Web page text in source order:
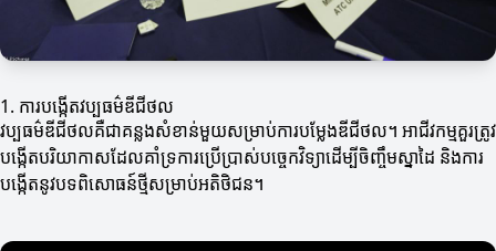
1. ការបង្កើតវប្បធម៌ឌីជីថល
វប្បធម៌ឌីជីថលគឺជាគន្លងសំខាន់មួយសម្រាប់ការបម្លែងឌីជីថល។ អាជីវកម្មគួរត្រូវ
បង្កើតបរិយាកាសដែលគាំទ្រការប្រើប្រាស់បច្ចេកវិទ្យាដើម្បីចិញ្ចឹមស្នាដៃ និងការ
បង្កើតនូវបទពិសោធន៍ថ្មីសម្រាប់អតិថិជន។